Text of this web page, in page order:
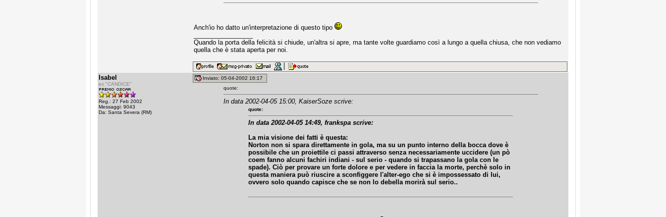
Anch'io ho datto un'interpretazione di questo tipo
Quando la porta della felicità si chiude, un'altra si apre, ma tante volte guardiamo così a lungo a quella chiusa, che non vediamo
quella che è stata aperta per noi.
Isabel
ex "CANDICE"
Reg.: 27 Feb 2002
Messaggi: 9043
Da: Santa Severa (RM)
Inviato: 05-04-2002 16:17
quote:
In data 2002-04-05 15:00, KaiserSoze scrive:
quote:
In data 2002-04-05 14:49, frankspa scrive:
La mia visione dei fatti è questa:
Norton non si spara direttamente in gola, ma su un punto interno della bocca dove è
possibile che un proiettile ci passi attraverso senza necessariamente uccidere (un pò
coem fanno alcuni fachiri indiani - sul serio - quando si trapassano la gola con le
spade). Ciò per provare un forte dolore e per vedere in faccia la morte, perchè solo in
questa maniera può riuscire a sconfiggere l'alter-ego che si è impossessato di lui,
ovvero solo quando capisce che se non lo debella morirà sul serio..